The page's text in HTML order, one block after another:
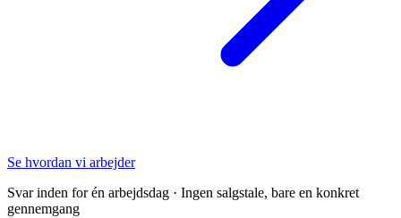
Se hvordan vi arbejder
Svar inden for én arbejdsdag · Ingen salgstale, bare en konkret
gennemgang